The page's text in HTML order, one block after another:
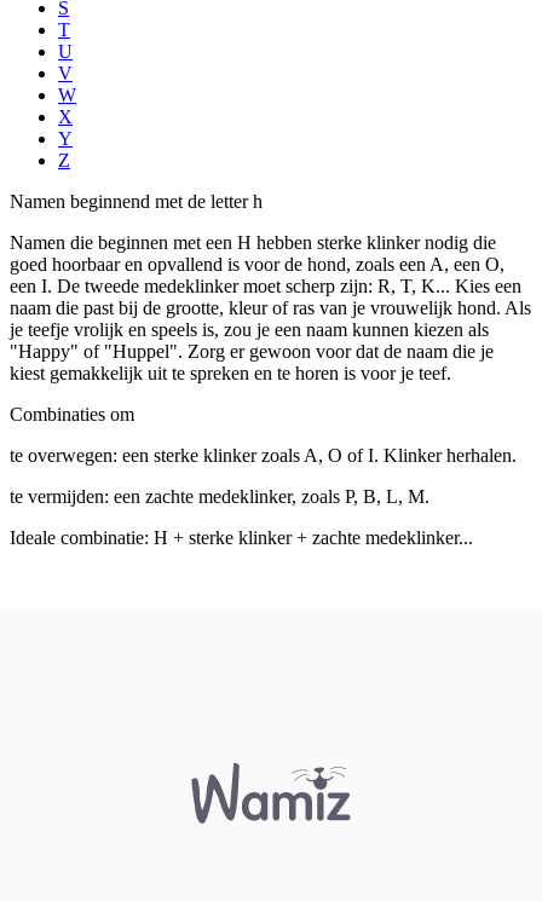
S
T
U
V
W
X
Y
Z
Namen beginnend met de letter h
Namen die beginnen met een H hebben sterke klinker nodig die
goed hoorbaar en opvallend is voor de hond, zoals een A, een O,
een I. De tweede medeklinker moet scherp zijn: R, T, K... Kies een
naam die past bij de grootte, kleur of ras van je vrouwelijk hond. Als
je teefje vrolijk en speels is, zou je een naam kunnen kiezen als
"Happy" of "Huppel". Zorg er gewoon voor dat de naam die je
kiest gemakkelijk uit te spreken en te horen is voor je teef.
Combinaties om
te overwegen: een sterke klinker zoals A, O of I. Klinker herhalen.
te vermijden: een zachte medeklinker, zoals P, B, L, M.
Ideale combinatie: H + sterke klinker + zachte medeklinker...